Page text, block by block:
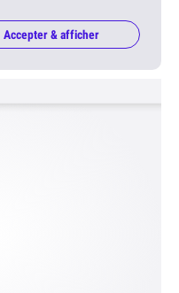
Accepter & afficher